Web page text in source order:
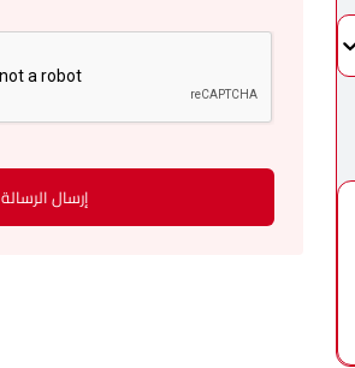
إرسال الرسالة